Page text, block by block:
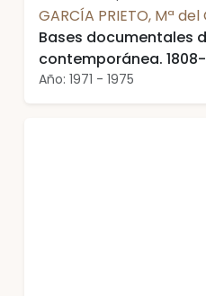
GARCÍA PRIETO, Mª
Javier Mª y PEREZ
Bases documentales
contemporánea. 1808-
COMPLETA. Tomo I:
Tomo II: Moderados y
Año: 1971 - 1975